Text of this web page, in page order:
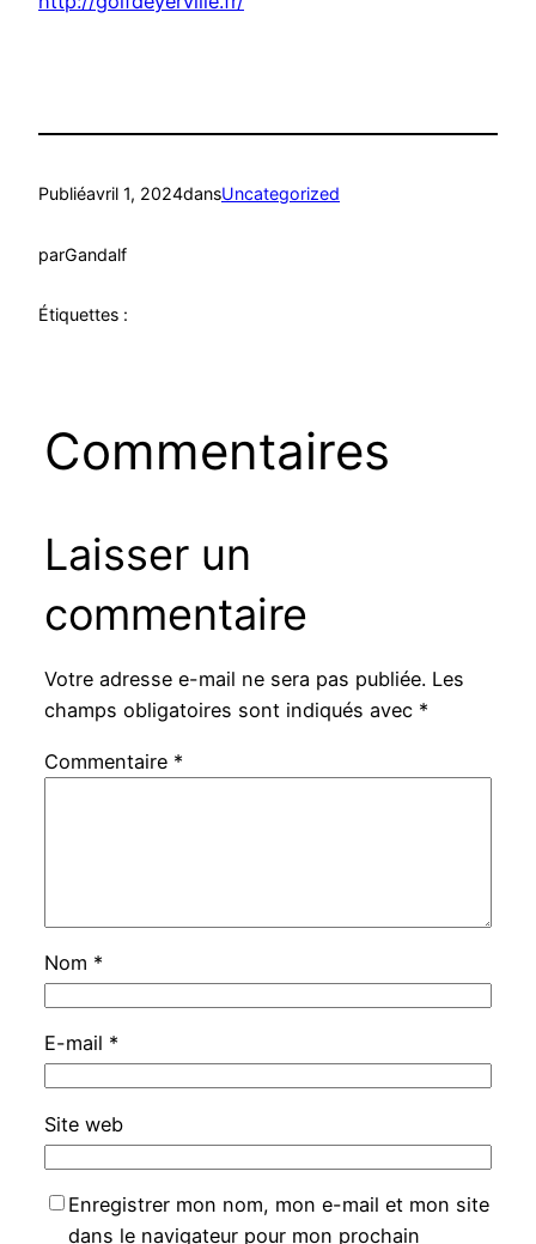
Publiéavril 1, 2024dansUncategorized
parGandalf
Étiquettes :
Commentaires
Laisser un
commentaire
Votre adresse e-mail ne sera pas publiée. Les
champs obligatoires sont indiqués avec *
Commentaire *
Nom *
E-mail *
Site web
Enregistrer mon nom, mon e-mail et mon site
dans le navigateur pour mon prochain